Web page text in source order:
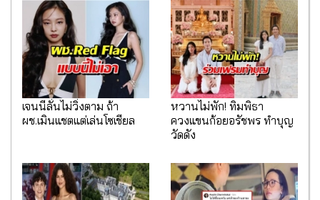
เจนนี่ลั่นไม่วิ่งตาม ถ้า
ผช.เมินแชตแต่เล่นโซเชียล
หวานไม่พัก! ทิมพิธา
ควงแขนก้อยอรัชพร ทำบุญ
วัดดัง